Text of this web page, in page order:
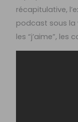
récapitulative,
podcast sous la
les “j’aime”,